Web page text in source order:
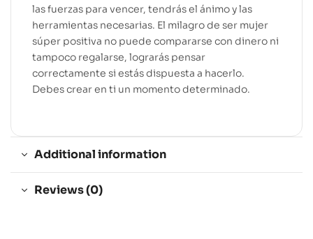
las fuerzas para vencer, tendrás el ánimo y las
herramientas necesarias. El milagro de ser mujer
súper positiva no puede compararse con dinero ni
tampoco regalarse, lograrás pensar
correctamente si estás dispuesta a hacerlo.
Debes crear en ti un momento determinado.
Additional information
Reviews (0)